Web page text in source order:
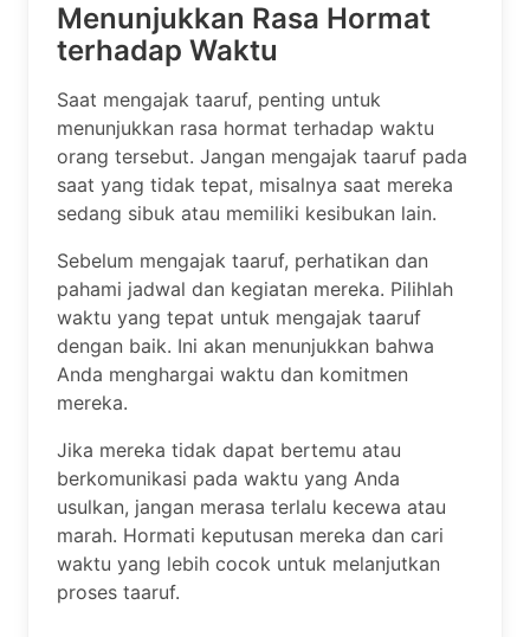
Menunjukkan Rasa Hormat
terhadap Waktu
Saat mengajak taaruf, penting untuk
menunjukkan rasa hormat terhadap waktu
orang tersebut. Jangan mengajak taaruf pada
saat yang tidak tepat, misalnya saat mereka
sedang sibuk atau memiliki kesibukan lain.
Sebelum mengajak taaruf, perhatikan dan
pahami jadwal dan kegiatan mereka. Pilihlah
waktu yang tepat untuk mengajak taaruf
dengan baik. Ini akan menunjukkan bahwa
Anda menghargai waktu dan komitmen
mereka.
Jika mereka tidak dapat bertemu atau
berkomunikasi pada waktu yang Anda
usulkan, jangan merasa terlalu kecewa atau
marah. Hormati keputusan mereka dan cari
waktu yang lebih cocok untuk melanjutkan
proses taaruf.